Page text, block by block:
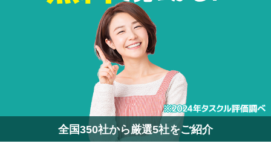
全国350社から厳選5社をご紹介